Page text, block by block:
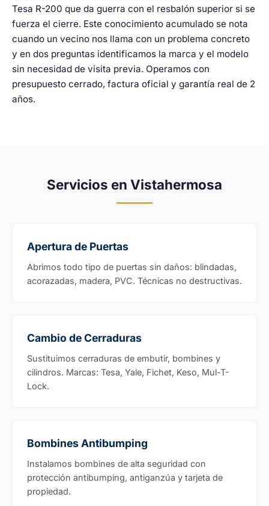
Tesa R-200 que da guerra con el resbalón superior si se
fuerza el cierre. Este conocimiento acumulado se nota
cuando un vecino nos llama con un problema concreto
y en dos preguntas identificamos la marca y el modelo
sin necesidad de visita previa. Operamos con
presupuesto cerrado, factura oficial y garantía real de 2
años.
Servicios en Vistahermosa
Apertura de Puertas
Abrimos todo tipo de puertas sin daños: blindadas,
acorazadas, madera, PVC. Técnicas no destructivas.
Cambio de Cerraduras
Sustituimos cerraduras de embutir, bombines y
cilindros. Marcas: Tesa, Yale, Fichet, Keso, Mul-T-
Lock.
Bombines Antibumping
Instalamos bombines de alta seguridad con
protección antibumping, antiganzúa y tarjeta de
propiedad.